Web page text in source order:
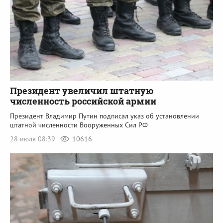
Президент увеличил штатную
численность российской армии
Президент Владимир Путин подписал указ об установлении
штатной численности Вооруженных Сил РФ
28 июля 08:39
10616